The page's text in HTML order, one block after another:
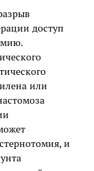
доступ
или
и